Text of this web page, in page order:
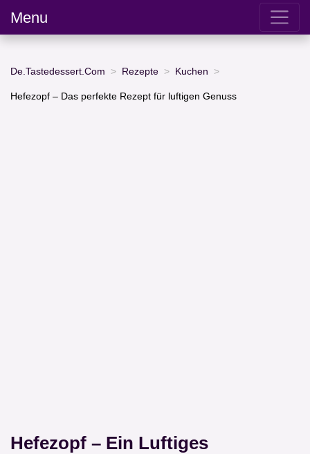
Menu
De.Tastedessert.Com Rezepte Kuchen
Hefezopf – Das perfekte Rezept für luftigen Genuss
Hefezopf – Ein Luftiges